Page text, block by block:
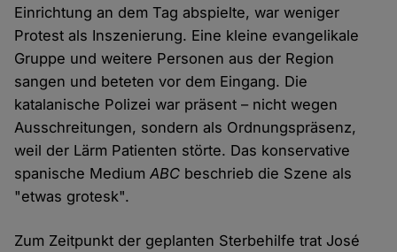
Einrichtung an dem Tag abspielte, war weniger
Protest als Inszenierung. Eine kleine evangelikale
Gruppe und weitere Personen aus der Region
sangen und beteten vor dem Eingang. Die
katalanische Polizei war präsent – nicht wegen
Ausschreitungen, sondern als Ordnungspräsenz,
weil der Lärm Patienten störte. Das konservative
spanische MediumABC beschrieb die Szene als
"etwas grotesk".
Zum Zeitpunkt der geplanten Sterbehilfe trat José